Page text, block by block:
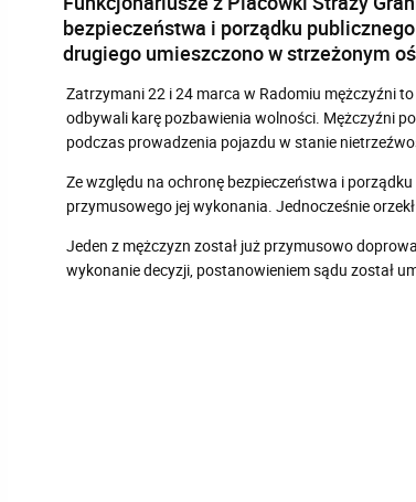
bezpieczeństwa i porządku
drugiego umieszczono w strzeżonym
Zatrzymani 22 i 24 marca w Radomiu mężczyźni
odbywali karę pozbawienia wolności. Mężczyźni
podczas prowadzenia pojazdu w stanie
Ze względu na ochronę bezpieczeństwa i
przymusowego jej wykonania. Jednocześnie
Jeden z mężczyzn został już przymusowo
wykonanie decyzji, postanowieniem sądu został